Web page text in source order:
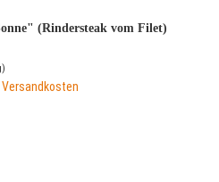
(Rindersteak vom Filet)
Versandkosten